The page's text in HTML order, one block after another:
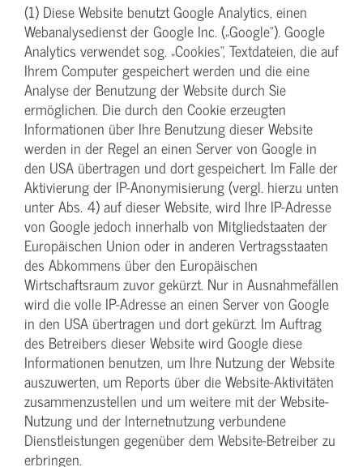
(1) Diese Website benutzt Google Analytics, einen
Webanalysedienst der Google Inc. („Google“). Google
Analytics verwendet sog. „Cookies“, Textdateien, die auf
Ihrem Computer gespeichert werden und die eine
Analyse der Benutzung der Website durch Sie
ermöglichen. Die durch den Cookie erzeugten
Informationen über Ihre Benutzung dieser Website
werden in der Regel an einen Server von Google in
den USA übertragen und dort gespeichert. Im Falle der
Aktivierung der IP-Anonymisierung (vergl. hierzu unten
unter Abs. 4) auf dieser Website, wird Ihre IP-Adresse
von Google jedoch innerhalb von Mitgliedstaaten der
Europäischen Union oder in anderen Vertragsstaaten
des Abkommens über den Europäischen
Wirtschaftsraum zuvor gekürzt. Nur in Ausnahmefällen
wird die volle IP-Adresse an einen Server von Google
in den USA übertragen und dort gekürzt. Im Auftrag
des Betreibers dieser Website wird Google diese
Informationen benutzen, um Ihre Nutzung der Website
auszuwerten, um Reports über die Website-Aktivitäten
zusammenzustellen und um weitere mit der Website-
Nutzung und der Internetnutzung verbundene
Dienstleistungen gegenüber dem Website-Betreiber zu
erbringen.